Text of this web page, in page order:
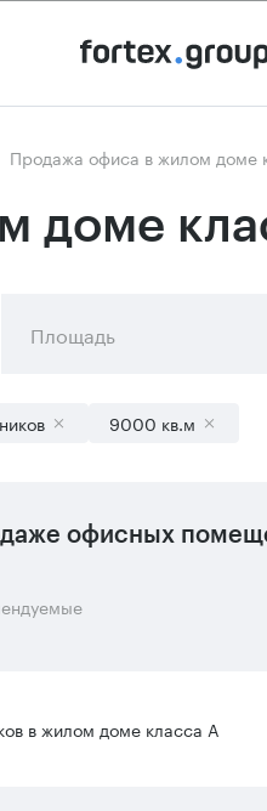
Продажа офиса в жилом доме
доме
Площадь
9000 кв.м
офисных
в жилом доме класса А